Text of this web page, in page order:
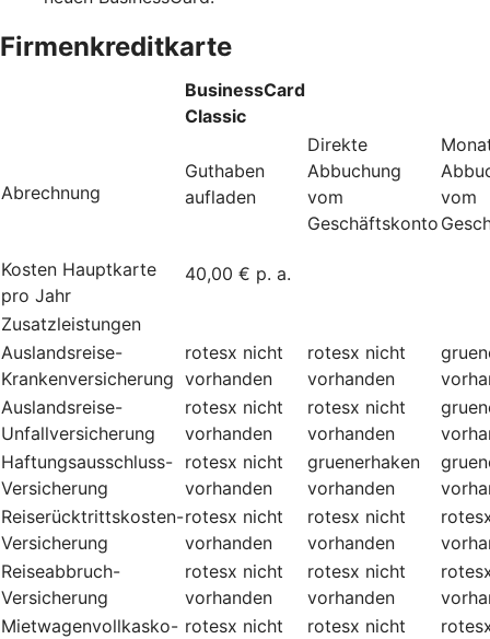
Firmenkreditkarte
BusinessCard
Classic
Abrechnung
Guthaben
aufladen
Direkte
Abbuchung
vom
Geschäftskonto
vom
Kosten Hauptkarte
pro Jahr
40,00 € p. a.
Zusatzleistungen
Auslandsreise-
Krankenversicherung
rotesx nicht
vorhanden
rotesx nicht
vorhanden
Auslandsreise-
Unfallversicherung
rotesx nicht
vorhanden
rotesx nicht
vorhanden
Haftungsausschluss-
Versicherung
rotesx nicht
vorhanden
gruenerhaken
vorhanden
Reiserücktrittskosten-
Versicherung
rotesx nicht
vorhanden
rotesx nicht
vorhanden
Reiseabbruch-
Versicherung
rotesx nicht
vorhanden
rotesx nicht
vorhanden
Mietwagenvollkasko- rotesx nicht
rotesx nicht